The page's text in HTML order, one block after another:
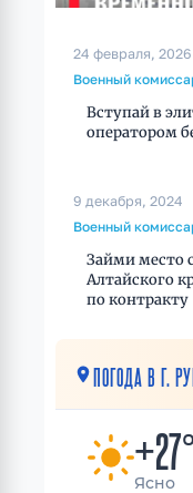
24 февраля, 2026
Военный
Вступай в
оператором
9 декабря, 2024
Военный
Займи место
Алтайского
по контракту
ПОГОДА В Г.
Ясно